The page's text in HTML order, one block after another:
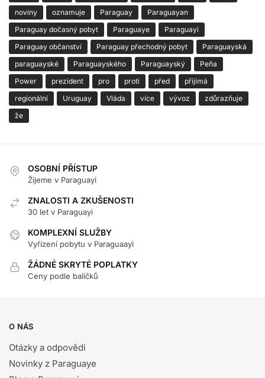
noviny
oznamuje Paraguay
Paraguayan
Paraguay dočasný pobyt
Paraguaye
Paraguayi
Paraguay občanství
Paraguay přechodný pobyt
Paraguayská
paraguayské
Paraguayského Paraguayský
Peña
Power
prezident pro proti před
přijímá
regionální
Uruguay Vláda více vývoz
zdůrazňuje
že
OSOBNÍ PŘÍSTUP
Žijeme v Paraguayi
ZNALOSTI A ZKUŠENOSTI
30 let v Paraguayi
KOMPLEXNÍ SLUŽBY
Vyřízení pobytu v Paraguaayi
ŽÁDNÉ SKRYTÉ POPLATKY
Ceny podle balíčků
O NÁS
Otázky a odpovědi
Novinky z Paraguaye